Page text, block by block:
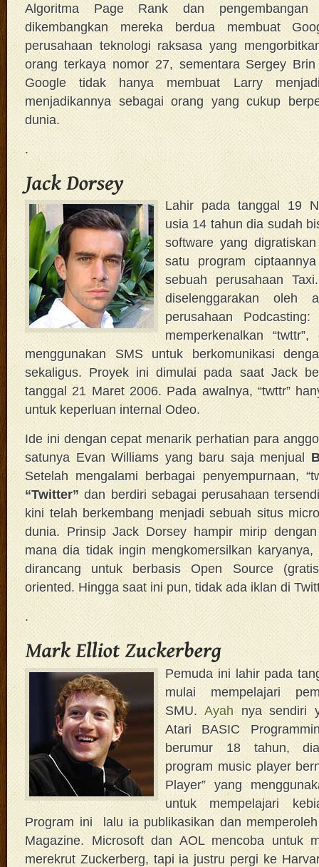
Algoritma Page Rank dan
dikembangkan mereka berdua membuat
perusahaan teknologi raksasa yang
orang terkaya nomor 27, sementara Sergey
Google tidak hanya membuat Larry
menjadikannya sebagai orang yang cukup
dunia.
.
Lahir pada tanggal 19
usia 14 tahun dia sudah
software yang
satu program
sebuah perusahaan
diselenggarakan oleh
perusahaan
memperkenalkan
menggunakan SMS untuk berkomunikasi
sekaligus. Proyek ini dimulai pada saat Jack
tanggal 21 Maret 2006. Pada awalnya, “twttr”
untuk keperluan internal Odeo.
Ide ini dengan cepat menarik perhatian para
satunya Evan Williams yang baru saja menjual
Setelah mengalami berbagai penyempurnaan,
“Twitter” dan berdiri sebagai perusahaan
kini telah berkembang menjadi sebuah situs
dunia. Prinsip Jack Dorsey hampir mirip
mana dia tidak ingin mengkomersilkan
dirancang untuk berbasis Open Source
oriented. Hingga saat ini pun, tidak ada iklan di
.
Pemuda ini lahir pada
mulai mempelajari
SMU. Ayahnya sendiri
Atari BASIC
berumur 18 tahun,
program music player
Player” yang
untuk mempelajari
Program ini lalu ia publikasikan dan
Magazine. Microsoft dan AOL mencoba untuk
merekrut Zuckerberg, tapi ia justru pergi ke